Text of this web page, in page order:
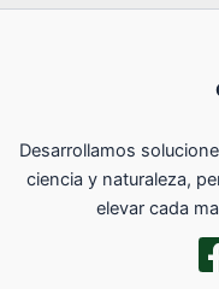
Desarrollamos
ciencia y naturaleza,
elevar cada